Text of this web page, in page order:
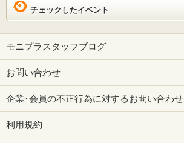
チェックしたイベント
モニプラスタッフブログ
お問い合わせ
企業･会員の不正行為に対するお問い合わせ
利用規約